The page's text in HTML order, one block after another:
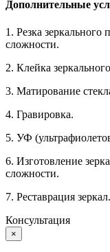
Дополнительные
1. Резка
сложности.
2. Клейка
3. Матирование
4. Гравировка.
5. УФ
6. Изготовление
сложности.
7. Реставрация зеркал.
Консультация
×